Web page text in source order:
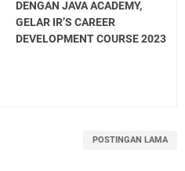
DENGAN JAVA ACADEMY,
GELAR IR’S CAREER
DEVELOPMENT COURSE 2023
POSTINGAN LAMA